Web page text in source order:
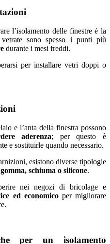
l’isolamento delle finestre è la
sono spesso i punti più
durante i mesi freddi.
per installare vetri doppi o
e l’anta della finestra possono
aderenza; per questo è
e sostituirle quando necessario.
esistono diverse tipologie
gomma, schiuma o silicone.
nei negozi di bricolage e
ed economico per migliorare
per un isolamento